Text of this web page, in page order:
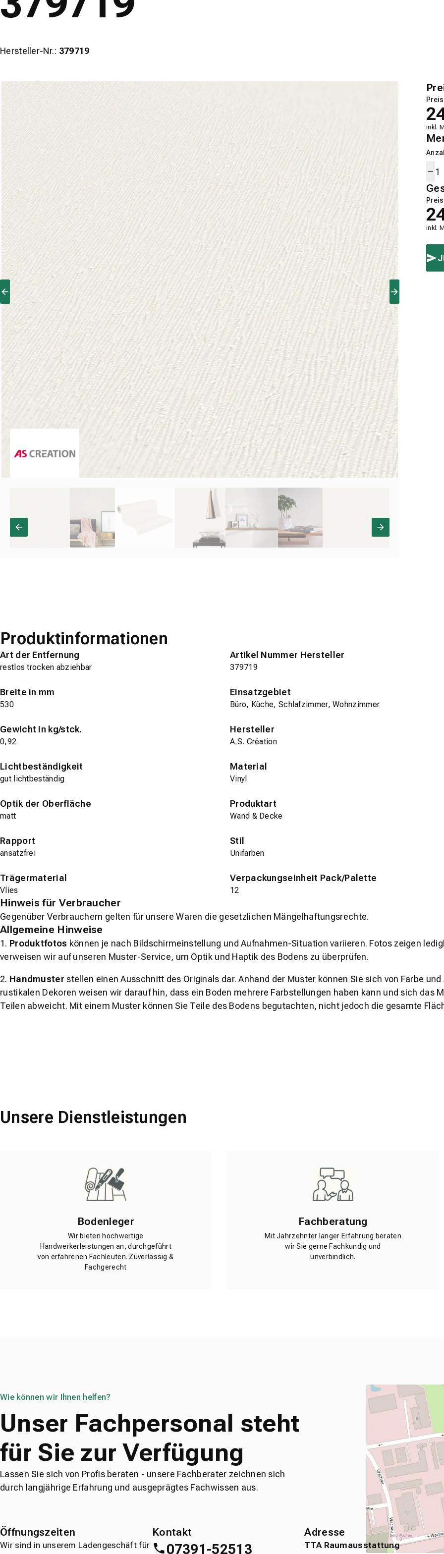
Hersteller-Nr.: 379719
inkl.
Preis
inkl.
Produktinformationen
Art der Entfernung
restlos trocken abziehbar
Artikel Nummer Hersteller
379719
Breite in mm
530
Einsatzgebiet
Büro, Küche, Schlafzimmer, Wohnzimmer
Gewicht in kg/stck.
0,92
Hersteller
A.S. Création
Lichtbeständigkeit
gut lichtbeständig
Material
Vinyl
Optik der Oberfläche
matt
Produktart
Wand & Decke
Rapport
ansatzfrei
Stil
Unifarben
Trägermaterial
Vlies
Verpackungseinheit Pack/Palette
12
Hinweis für Verbraucher
Gegenüber Verbrauchern gelten für unsere Waren die gesetzlichen Mängelhaftungsrechte.
Allgemeine Hinweise
1. Produktfotos können je nach Bildschirmeinstellung und Aufnahmen-Situation variieren. Fotos zeigen
verweisen wir auf unseren Muster-Service, um Optik und Haptik des Bodens zu überprüfen.
2. Handmuster stellen einen Ausschnitt des Originals dar. Anhand der Muster können Sie sich von Farbe
rustikalen Dekoren weisen wir darauf hin, dass ein Boden mehrere Farbstellungen haben kann und sich das
Teilen abweicht. Mit einem Muster können Sie Teile des Bodens begutachten, nicht jedoch die gesamte
Unsere Dienstleistungen
Bodenleger
Wir bieten hochwertige
Handwerkerleistungen an, durchgeführt
von erfahrenen Fachleuten. Zuverlässig &
Fachgerecht
Fachberatung
Mit Jahrzehnter langer Erfahrung beraten
wir Sie gerne Fachkundig und
unverbindlich.
Wie können wir Ihnen helfen?
Unser Fachpersonal steht
für Sie zur Verfügung
Lassen Sie sich von Profis beraten - unsere Fachberater zeichnen sich
durch langjährige Erfahrung und ausgeprägtes Fachwissen aus.
Öffnungszeiten
Wir sind in unserem Ladengeschäft für
Kontakt
07391-52513
Adresse
TTA Raumausstattung